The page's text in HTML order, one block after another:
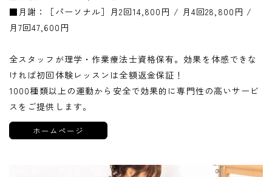
■月謝：［パーソナル］月2回14,800円 / 月4回28,800円 /
月7回47,600円
全スタッフが理学・作業療法士資格保有。効果を体感できな
ければ初回体験レッスンは全額返金保証！
1000種類以上の運動から安全で効果的に専門性の高いサービ
スをご提供します。
ホームページ